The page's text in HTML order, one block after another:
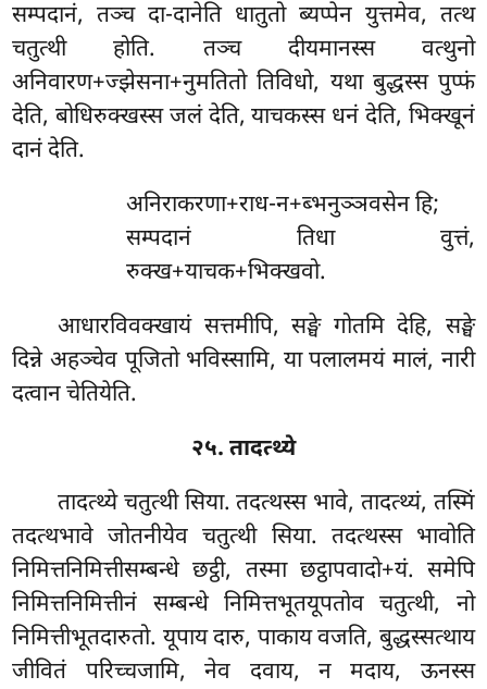
सम्पदानं, तञ्च दा-दानेति धातुतो ब्यप्पेन युत्तमेव, तत्थ
चतुत्थी होति. तञ्च दीयमानस्स वत्थुनो
अनिवारण+ज्झेसना+नुमतितो तिविधो, यथा बुद्धस्स पुप्फं
देति, बोधिरुक्खस्स जलं देति, याचकस्स धनं देति, भिक्खूनं
दानं देति.
अनिराकरणा+राध-न+ब्भनुञ्ञवसेन हि;
सम्पदानं तिधा वुत्तं,
रुक्ख+याचक+भिक्खवो.
आधारविवक्खायं सत्तमीपि, सङ्घे गोतमि देहि, सङ्घे
दिन्ने अहञ्चेव पूजितो भविस्सामि, या पलालमयं मालं, नारी
दत्वान चेतियेति.
२५. तादत्थ्ये
तादत्थ्ये चतुत्थी सिया. तदत्थस्स भावे, तादत्थ्यं, तस्मिं
तदत्थभावे जोतनीयेव चतुत्थी सिया. तदत्थस्स भावोति
निमित्तनिमित्तीसम्बन्धेछट्ठी, तस्मा छट्ठापवादो+यं. समेपि
निमित्तनिमित्तीनं सम्बन्धे निमित्तभूतयूपतोव चतुत्थी, नो
निमित्तीभूतदारुतो. यूपाय दारु, पाकाय वजति, बुद्धस्सत्थाय
जीवितं परिच्चजामि, नेव दवाय, न मदाय, ऊनस्स